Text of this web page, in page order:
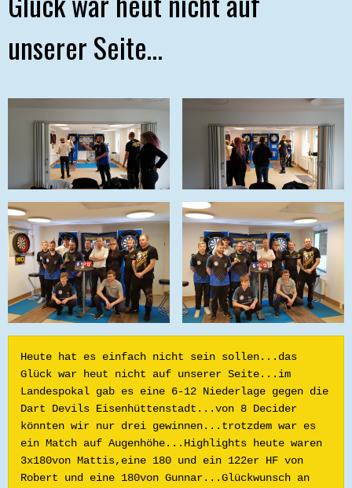
unserer Seite…
Heute hat es einfach nicht sein sollen...das
Glück war heut nicht auf unserer Seite...im
Landespokal gab es eine 6-12 Niederlage gegen die
Dart Devils Eisenhüttenstadt...von 8 Decider
könnten wir nur drei gewinnen...trotzdem war es
ein Match auf Augenhöhe...Highlights heute waren
3x180von Mattis,eine 180 und ein 122er HF von
Robert und eine 180von Gunnar...Glückwunsch an